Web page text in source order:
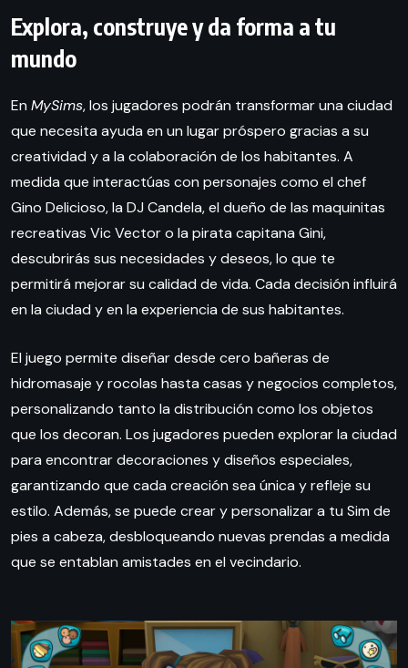
Explora, construye y da forma a tu
mundo
En MySims, los jugadores podrán transformar una ciudad
que necesita ayuda en un lugar próspero gracias a su
creatividad y a la colaboración de los habitantes. A
medida que interactúas con personajes como el chef
Gino Delicioso, la DJ Candela, el dueño de las maquinitas
recreativas Vic Vector o la pirata capitana Gini,
descubrirás sus necesidades y deseos, lo que te
permitirá mejorar su calidad de vida. Cada decisión influirá
en la ciudad y en la experiencia de sus habitantes.
El juego permite diseñar desde cero bañeras de
hidromasaje y rocolas hasta casas y negocios completos,
personalizando tanto la distribución como los objetos
que los decoran. Los jugadores pueden explorar la ciudad
para encontrar decoraciones y diseños especiales,
garantizando que cada creación sea única y refleje su
estilo. Además, se puede crear y personalizar a tu Sim de
pies a cabeza, desbloqueando nuevas prendas a medida
que se entablan amistades en el vecindario.